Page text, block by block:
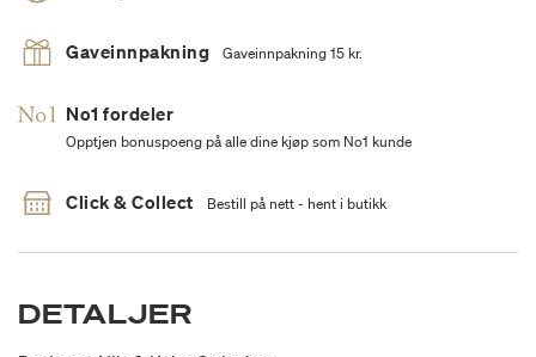
Gaveinnpakning Gaveinnpakning 15 kr.
No1 fordeler
Opptjen bonuspoeng på alle dine kjøp som No1 kunde
Click & Collect Bestill på nett - hent i butikk
DETALJER